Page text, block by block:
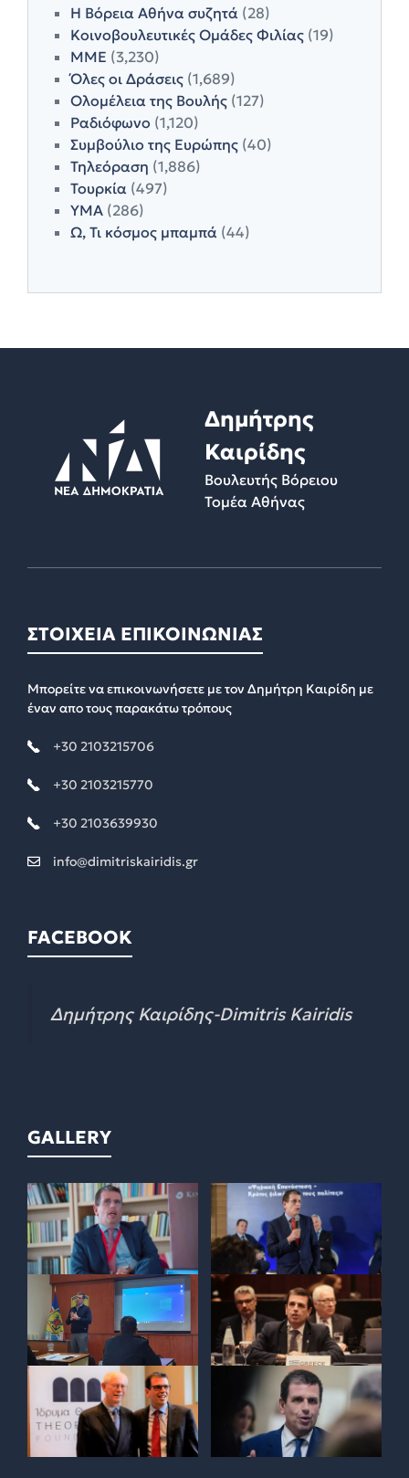
Η Βόρεια Αθήνα συζητά (28)
Κοινοβουλευτικές Ομάδες Φιλίας (19)
ΜΜΕ (3,230)
Όλες οι Δράσεις (1,689)
Ολομέλεια της Βουλής (127)
Ραδιόφωνο (1,120)
Συμβούλιο της Ευρώπης (40)
Τηλεόραση (1,886)
Τουρκία (497)
ΥΜΑ (286)
Ω, Τι κόσμος μπαμπά (44)
Δημήτρης
Καιρίδης
Βουλευτής Βόρειου
Τομέα Αθήνας
ΣΤΟΙΧΕΙΑ ΕΠΙΚΟΙΝΩΝΙΑΣ
Μπορείτε να επικοινωνήσετε με τον Δημήτρη Καιρίδη με
έναν απο τους παρακάτω τρόπους
+30 2103215706
+30 2103215770
+30 2103639930
info@dimitriskairidis.gr
FACEBOOK
Δημήτρης Καιρίδης-Dimitris Kairidis
GALLERY